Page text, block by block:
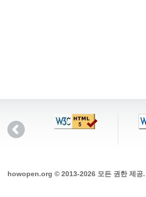
howopen.org © 2013-2026 모든 권한 제공.